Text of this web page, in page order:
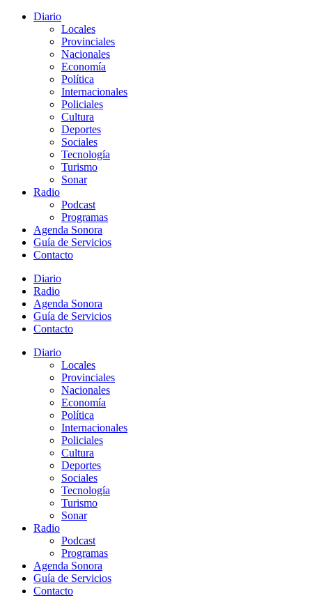
Diario
Locales
Provinciales
Nacionales
Economía
Política
Internacionales
Policiales
Cultura
Deportes
Sociales
Tecnología
Turismo
Sonar
Radio
Podcast
Programas
Agenda Sonora
Guía de Servicios
Contacto
Diario
Radio
Agenda Sonora
Guía de Servicios
Contacto
Diario
Locales
Provinciales
Nacionales
Economía
Política
Internacionales
Policiales
Cultura
Deportes
Sociales
Tecnología
Turismo
Sonar
Radio
Podcast
Programas
Agenda Sonora
Guía de Servicios
Contacto